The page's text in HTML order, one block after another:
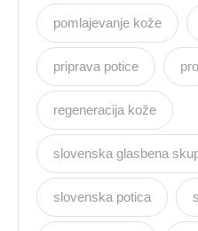
pomlajevanje kože
priprava potice
regeneracija kože
slovenska glasbena
slovenska potica